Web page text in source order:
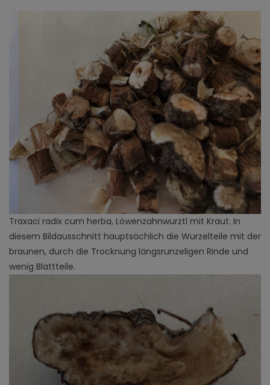
Traxaci radix cum herba, Löwenzahnwurztl mit Kraut. In
diesem Bildausschnitt hauptsächlich die Wurzelteile mit der
braunen, durch die Trocknung längsrunzeligen Rinde und
wenig Blattteile.